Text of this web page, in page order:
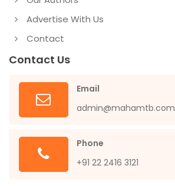
Advertise With Us
Contact
Contact Us
Email
admin@mahamtb.com
Phone
+91 22 2416 3121